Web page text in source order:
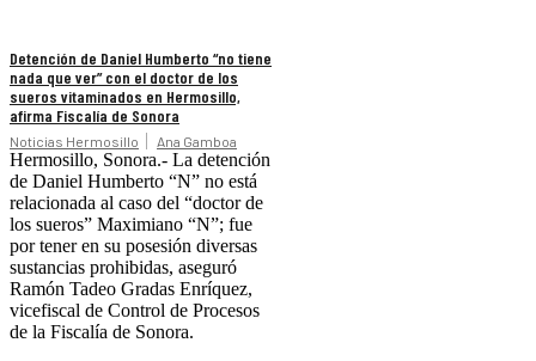
Detención de Daniel Humberto “no tiene
nada que ver” con el doctor de los
sueros vitaminados en Hermosillo,
afirma Fiscalía de Sonora
Noticias Hermosillo Ana Gamboa
Hermosillo, Sonora.- La detención
de Daniel Humberto “N” no está
relacionada al caso del “doctor de
los sueros” Maximiano “N”; fue
por tener en su posesión diversas
sustancias prohibidas, aseguró
Ramón Tadeo Gradas Enríquez,
vicefiscal de Control de Procesos
de la Fiscalía de Sonora.